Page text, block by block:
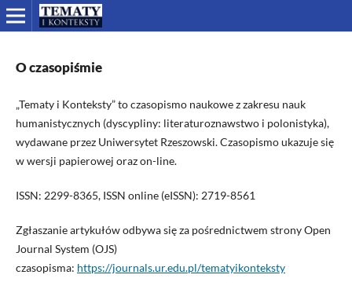
O czasopiśmie
„Tematy i Konteksty” to czasopismo naukowe z zakresu nauk
humanistycznych (dyscypliny: literaturoznawstwo i polonistyka),
wydawane przez Uniwersytet Rzeszowski. Czasopismo ukazuje się
w wersji papierowej oraz on-line.
ISSN: 2299-8365, ISSN online (eISSN): 2719-8561
Zgłaszanie artykułów odbywa się za pośrednictwem strony Open
Journal System (OJS)
czasopisma: https://journals.ur.edu.pl/tematyikonteksty